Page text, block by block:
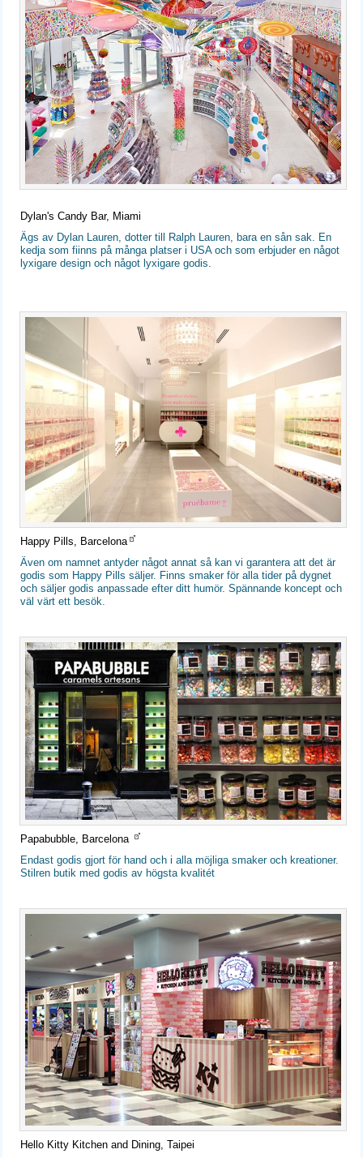
Dylan's Candy Bar, Miami
Ägs av Dylan Lauren, dotter till Ralph Lauren, bara en sån sak. En
kedja som fiinns på många platser i USA och som erbjuder en något
lyxigare design och något lyxigare godis.
Happy Pills, Barcelona
Även om namnet antyder något annat så kan vi garantera att det är
godis som Happy Pills säljer. Finns smaker för alla tider på dygnet
och säljer godis anpassade efter ditt humör. Spännande koncept och
väl värt ett besök.
Papabubble, Barcelona
Endast godis gjort för hand och i alla möjliga smaker och kreationer.
Stilren butik med godis av högsta kvalitét
Hello Kitty Kitchen and Dining, Taipei